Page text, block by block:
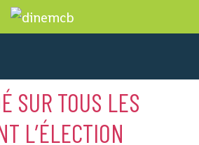
SUR TOUS LES
L’ÉLECTION